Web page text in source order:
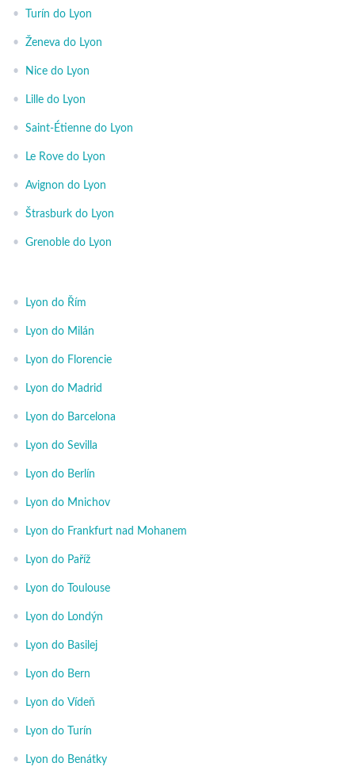
• Turín do Lyon
• Ženeva do Lyon
• Nice do Lyon
• Lille do Lyon
• Saint-Étienne do Lyon
• Le Rove do Lyon
• Avignon do Lyon
• Štrasburk do Lyon
• Grenoble do Lyon
• Lyon do Řím
• Lyon do Milán
• Lyon do Florencie
• Lyon do Madrid
• Lyon do Barcelona
• Lyon do Sevilla
• Lyon do Berlín
• Lyon do Mnichov
• Lyon do Frankfurt nad Mohanem
• Lyon do Paříž
• Lyon do Toulouse
• Lyon do Londýn
• Lyon do Basilej
• Lyon do Bern
• Lyon do Vídeň
• Lyon do Turín
• Lyon do Benátky